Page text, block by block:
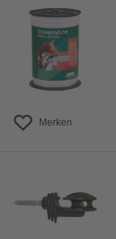
Merken